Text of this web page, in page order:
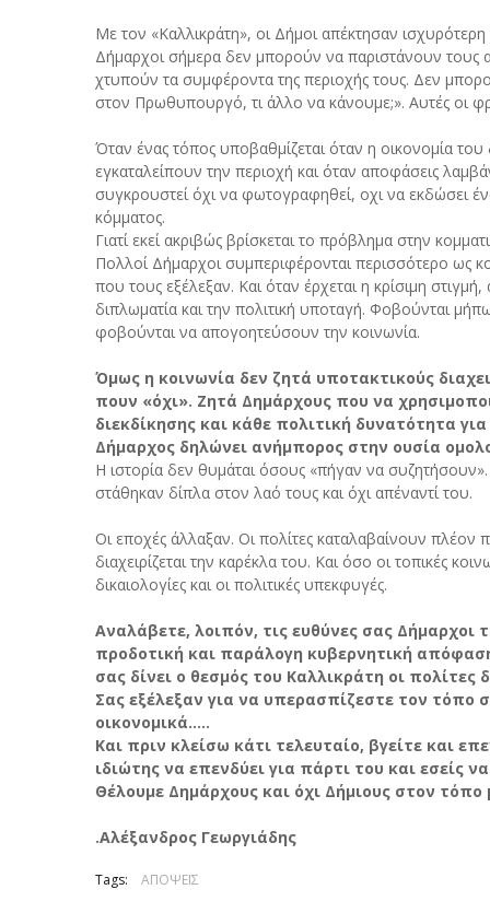
Με τον «Καλλικράτη», οι Δήμοι απέκτησαν
Δήμαρχοι σήμερα δεν μπορούν να παριστάνουν τους
χτυπούν τα συμφέροντα της περιοχής τους. Δεν
στον Πρωθυπουργό, τι άλλο να κάνουμε;». Αυτές οι
Όταν ένας τόπος υποβαθμίζεται όταν η οικονομία του
εγκαταλείπουν την περιοχή και όταν αποφάσεις
συγκρουστεί όχι να φωτογραφηθεί, οχι να εκδώσει
κόμματος.
Γιατί εκεί ακριβώς βρίσκεται το πρόβλημα στην
Πολλοί Δήμαρχοι συμπεριφέρονται περισσότερο ως
που τους εξέλεξαν. Και όταν έρχεται η κρίσιμη
διπλωματία και την πολιτική υποταγή. Φοβούνται
φοβούνται να απογοητεύσουν την κοινωνία.
Όμως η κοινωνία δεν ζητά υποτακτικούς
πουν «όχι». Ζητά Δημάρχους που να
διεκδίκησης και κάθε πολιτική δυνατότητα
Δήμαρχος δηλώνει ανήμπορος στην ουσία
Η ιστορία δεν θυμάται όσους «πήγαν να
στάθηκαν δίπλα στον λαό τους και όχι απέναντί του.
Οι εποχές άλλαξαν. Οι πολίτες καταλαβαίνουν πλέον
διαχειρίζεται την καρέκλα του. Και όσο οι τοπικές
δικαιολογίες και οι πολιτικές υπεκφυγές.
Αναλάβετε, λοιπόν, τις ευθύνες σας Δήμαρχοι
προδοτική και παράλογη κυβερνητική
σας δίνει ο θεσμός του Καλλικράτη οι πολίτες
Σας εξέλεξαν για να υπερασπίζεστε τον τόπο
οικονομικά.....
Και πριν κλείσω κάτι τελευταίο, βγείτε και
ιδιώτης να επενδύει για πάρτι του και εσείς
Θέλουμε Δημάρχους και όχι Δήμιους στον τόπο
.Αλέξανδρος Γεωργιάδης
Tags: ΑΠΟΨΕΙΣ